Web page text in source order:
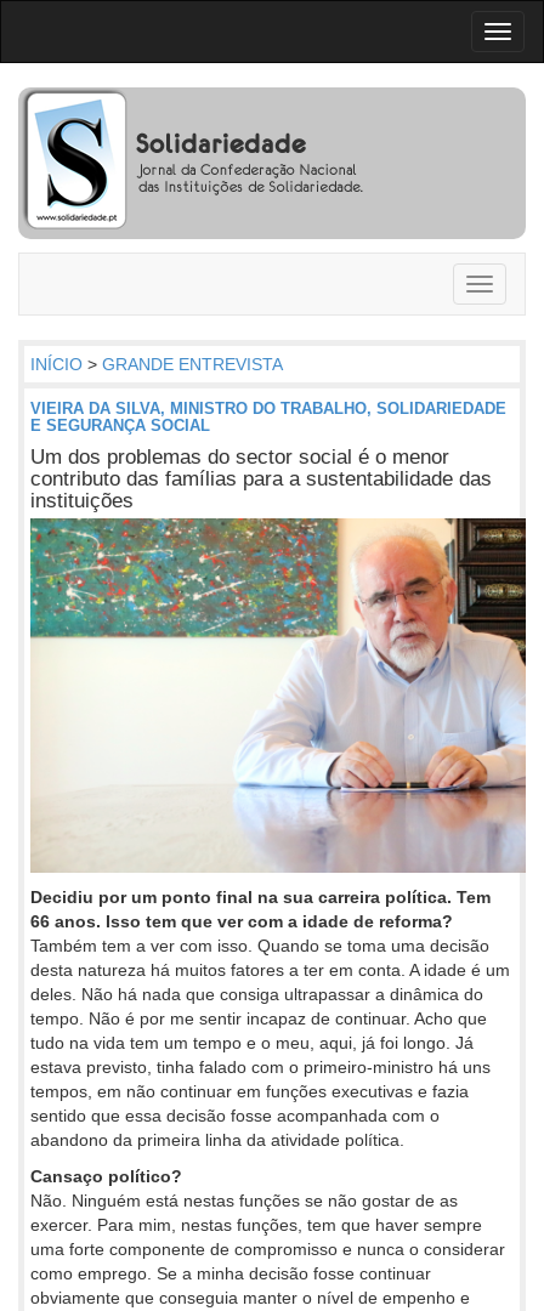
Toggle
INÍCIO > GRANDE ENTREVISTA
VIEIRA DA SILVA, MINISTRO DO TRABALHO, SOLIDARIEDADE
E SEGURANÇA SOCIAL
Um dos problemas do sector social é o menor
contributo das famílias para a sustentabilidade das
instituições
Decidiu por um ponto final na sua carreira política. Tem
66 anos. Isso tem que ver com a idade de reforma?
Também tem a ver com isso. Quando se toma uma decisão
desta natureza há muitos fatores a ter em conta. A idade é um
deles. Não há nada que consiga ultrapassar a dinâmica do
tempo. Não é por me sentir incapaz de continuar. Acho que
tudo na vida tem um tempo e o meu, aqui, já foi longo. Já
estava previsto, tinha falado com o primeiro-ministro há uns
tempos, em não continuar em funções executivas e fazia
sentido que essa decisão fosse acompanhada com o
abandono da primeira linha da atividade política.
Cansaço político?
Não. Ninguém está nestas funções se não gostar de as
exercer. Para mim, nestas funções, tem que haver sempre
uma forte componente de compromisso e nunca o considerar
como emprego. Se a minha decisão fosse continuar
obviamente que conseguia manter o nível de empenho e